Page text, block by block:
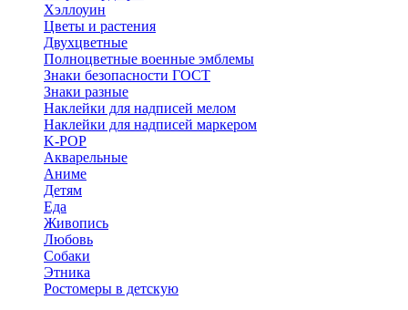
Хэллоуин
Цветы и растения
Двухцветные
Полноцветные военные эмблемы
Знаки безопасности ГОСТ
Знаки разные
Наклейки для надписей мелом
Наклейки для надписей маркером
K-POP
Акварельные
Аниме
Детям
Еда
Живопись
Любовь
Собаки
Этника
Ростомеры в детскую